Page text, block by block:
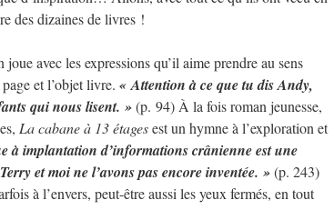
des dizaines de livres !
avec les expressions qu’il aime prendre au sens
et l’objet livre. « Attention à ce que tu dis Andy,
qui nous lisent. »(p. 94) À la fois roman jeunesse,
La cabane à 13 étagesest un hymne à l’exploration et
à implantation d’informations crânienne est une
et moi ne l’avons pas encore inventée. »(p. 243)
à l’envers, peut-être aussi les yeux fermés, en tout